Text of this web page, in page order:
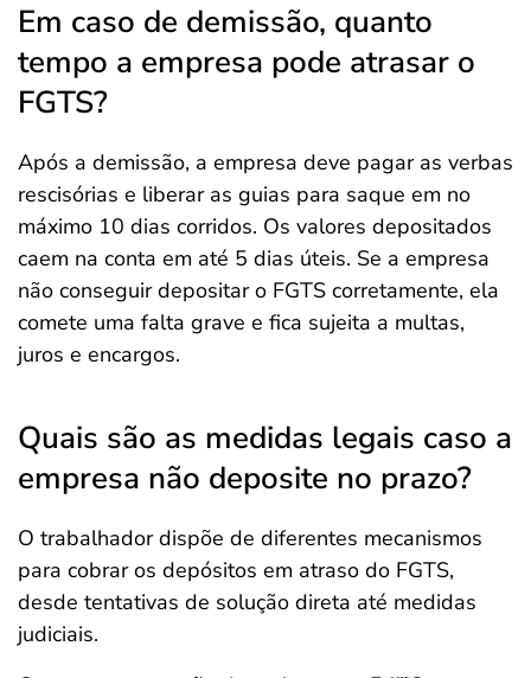
Em caso de demissão, quanto
tempo a empresa pode atrasar o
FGTS?
Após a demissão, a empresa deve pagar as verbas
rescisórias e liberar as guias para saque em no
máximo 10 dias corridos. Os valores depositados
caem na conta em até 5 dias úteis. Se a empresa
não conseguir depositar o FGTS corretamente, ela
comete uma falta grave e fica sujeita a multas,
juros e encargos.
Quais são as medidas legais caso a
empresa não deposite no prazo?
O trabalhador dispõe de diferentes mecanismos
para cobrar os depósitos em atraso do FGTS,
desde tentativas de solução direta até medidas
judiciais.